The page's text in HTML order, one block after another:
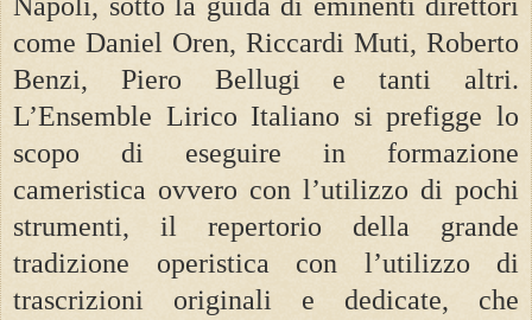
come Daniel Oren, Riccardi Muti, Roberto
Benzi, Piero Bellugi e tanti altri.
L’Ensemble Lirico Italiano si prefigge lo
scopo di eseguire in formazione
cameristica ovvero con l’utilizzo di pochi
strumenti, il repertorio della grande
tradizione operistica con l’utilizzo di
trascrizioni originali e dedicate, che